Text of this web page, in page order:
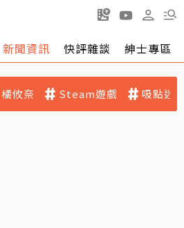
新聞資訊 快評雜談 紳士專區
橘攸奈 Steam遊戲 吸點迷